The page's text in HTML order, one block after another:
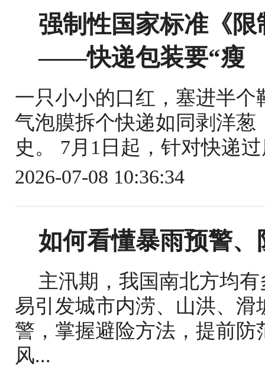
强制性国家标准《
——快递包装要“瘦
一只小小的口红，塞进半
气泡膜拆个快递如同剥洋
史。 7月1日起，针对快递
2026-07-08 10:36:34
如何看懂暴雨预警、
主汛期，我国南北方均
易引发城市内涝、山洪、
警，掌握避险方法，提前
风...